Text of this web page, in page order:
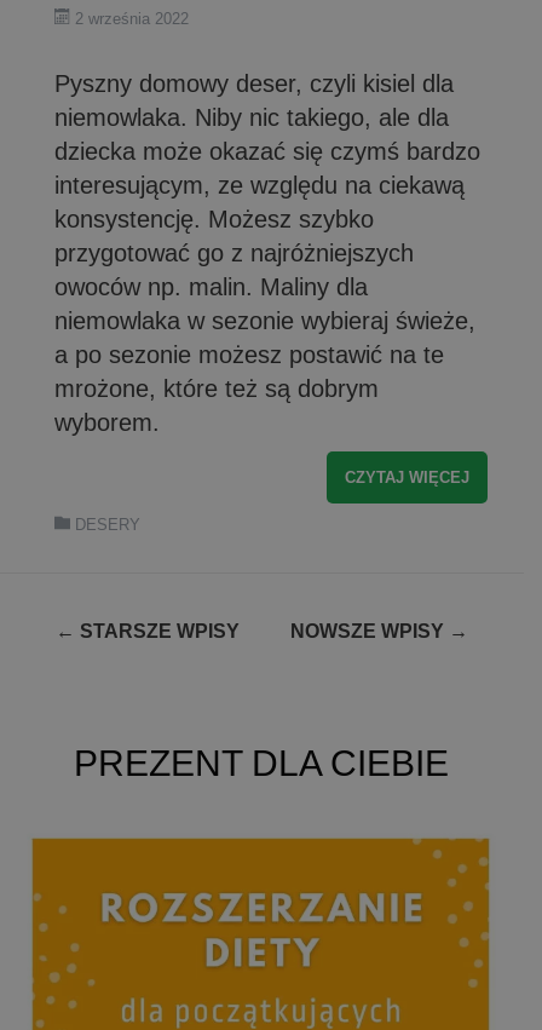
2 września 2022
Pyszny domowy deser, czyli kisiel dla
niemowlaka. Niby nic takiego, ale dla
dziecka może okazać się czymś bardzo
interesującym, ze względu na ciekawą
konsystencję. Możesz szybko
przygotować go z najróżniejszych
owoców np. malin. Maliny dla
niemowlaka w sezonie wybieraj świeże,
a po sezonie możesz postawić na te
mrożone, które też są dobrym
wyborem.
CZYTAJ WIĘCEJ
DESERY
Nawigacja
← STARSZE WPISY NOWSZE WPISY →
PREZENT DLA CIEBIE